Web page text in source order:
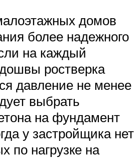
домов
более надежного
на каждый
ростверка
давление не менее
выбрать
на фундамент
у застройщика нет
по нагрузке на